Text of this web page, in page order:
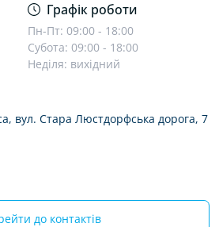
Графік роботи
Пн-Пт: 09:00 - 18:00
Субота: 09:00 - 18:00
Неділя: вихідний
вул. Стара Люстдорфська дорога, 7
до контактів